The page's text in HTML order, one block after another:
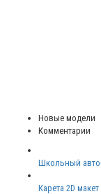
Новые модели
Комментарии
Школьный
Карета 2D